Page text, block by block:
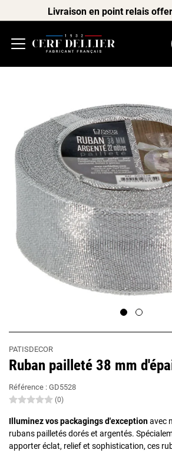
Livraison en point relais
PATISDECOR
Ruban pailleté 38 mm
Référence : GD5528
(0)
Illuminez vos packagings d'exceptionavec
rubans pailletés dorés et argentés.
apporter éclat, relief et sophistication, ces